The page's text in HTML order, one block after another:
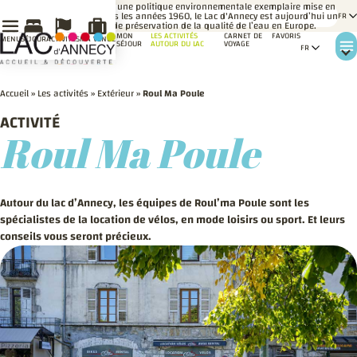
SAVIEZ-
VOUS ?
Grâce à une politique environnementale exemplaire mise en
place dès les années 1960, le Lac d'Annecy est aujourd’hui un
modèle de préservation de la qualité de l’eau en Europe.
MON
SÉJOUR
LES ACTIVITÉS
AUTOUR DU LAC
CARNET DE
VOYAGE
FAVORIS
MENUSÉJOURACTIVITÉSMA VENUE
Accueil»Les activités»Extérieur»Roul Ma Poule
ACTIVITÉ
Roul Ma Poule
Autour du lac d’Annecy, les équipes de Roul’ma Poule sont les
spécialistes de la location de vélos, en mode loisirs ou sport. Et leurs
conseils vous seront précieux.